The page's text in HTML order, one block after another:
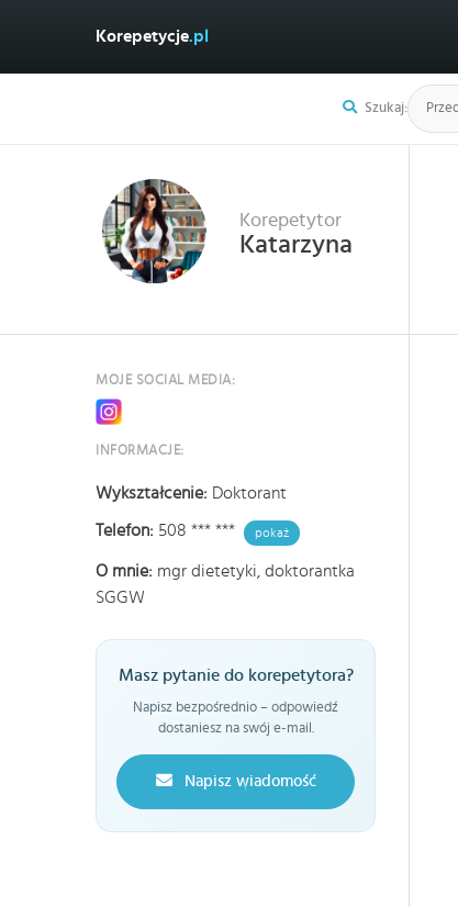
Korepetycje.pl
Szukaj:
Korepetytor
Katarzyna
MOJE SOCIAL MEDIA:
INFORMACJE:
Wykształcenie: Doktorant
Telefon: 508 *** *** pokaż
O mnie: mgr dietetyki, doktorantka
SGGW
Masz pytanie do korepetytora?
Napisz bezpośrednio – odpowiedź
dostaniesz na swój e-mail.
Napisz wiadomość